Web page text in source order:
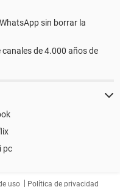
sin borrar la
de 4.000 años de
pc
uso Política de privacidad